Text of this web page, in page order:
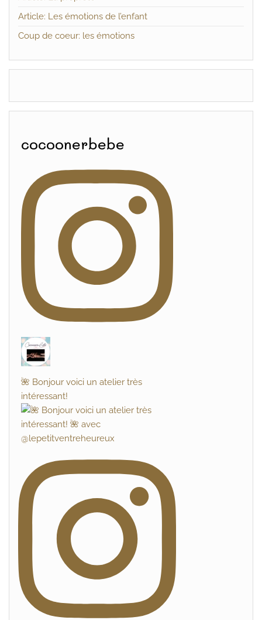
Article: Les émotions de l’enfant
Coup de coeur: les émotions
cocoonerbebe
🌺 Bonjour voici un atelier très
intéressant!